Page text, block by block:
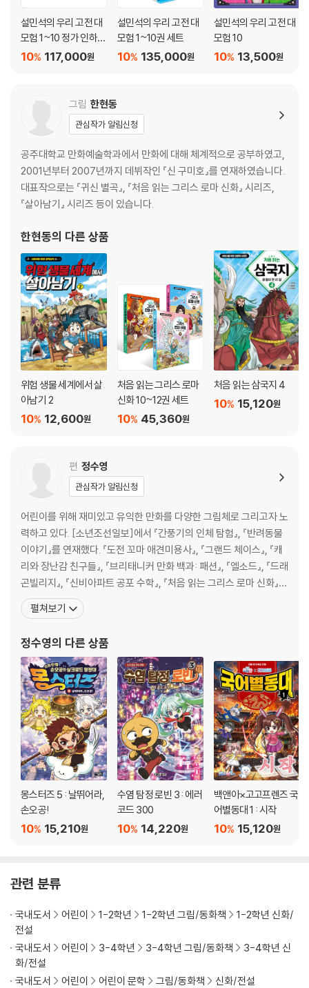
설민석의 우리 고전 대
모험 1~10 정가 인하
세트 117,000원
10%
설민석의 우리 고전 대
모험 1~10권 세트
135,000원
10%
설민석의 우리 고전 대
모험 10
13,500원
10%
그림 한현동
관심작가 알림신청
공주대학교 만화예술학과에서 만화에 대해 체계적으로 공부하였고,
2001년부터 2007년까지 데뷔작인 『신 구미호』를 연재하였습니다.
대표작으로는 『귀신 별곡』, 『처음 읽는 그리스 로마 신화』 시리즈,
『살아남기』 시리즈 등이 있습니다.
한현동의 다른 상품
위험 생물 세계에서 살
아남기 2
12,600원
10%
처음 읽는 그리스 로마
신화 10~12권 세트
45,360원
10%
처음 읽는 삼국지 4
15,120원
10%
편 정수영
관심작가 알림신청
어린이를 위해 재미있고 유익한 만화를 다양한 그림체로 그리고자 노
력하고 있다. [소년조선일보]에서 『간풍기의 인체 탐험』, 『반려동물
이야기』를 연재했다. 『도전 꼬마 애견미용사』, 『그랜드 체이스』, 『캐
리와 장난감 친구들』, 『브리태니커 만화 백과: 패션』, 『엘소드』, 『드래
곤빌리지』, 『신비아파트 공포 수학』, 『처음 읽는 그리스 로마 신화』,
『카트라이더 리턴즈』 등 어린이를 위한 재미있고 유익한 만화를 그리
고 있다. 소년조선일보에서 『간풍기의 인체 탐험』, 『반려동물 이야
스』, 『도전 꼬마 애견미용
펼쳐보기
정수영의 다른 상품
몽스터즈 5 : 날뛰어라,
손오공!
15,210원
10%
수염 탐정 로빈 3 : 에러
코드 300
14,220원
10%
백앤아×고고프렌즈 국
어별동대 1 : 시작
15,120원
10%
관련 분류
국내도서 어린이 1-2학년 1-2학년 그림/동화책
1-2학년 신화/
전설
국내도서
어린이 3-4학년 3-4학년 그림/동화책
3-4학년 신
화/전설
국내도서
어린이 어린이 문학 그림/동화책 신화/전설